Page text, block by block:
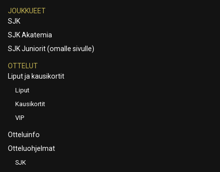
JOUKKUEET
SJK
SJK Akatemia
SJK Juniorit (omalle sivulle)
OTTELUT
Liput ja kausikortit
Liput
Kausikortit
VIP
Otteluinfo
Otteluohjelmat
SJK